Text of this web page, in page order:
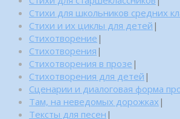
Стихи для школьников средних
Стихи и их циклы для детей |
Стихотворение |
Стихотворения |
Стихотворения в прозе |
Стихотворения для детей |
Сценарии и диалоговая форма
Там, на неведомых дорожках |
Тексты для песен |